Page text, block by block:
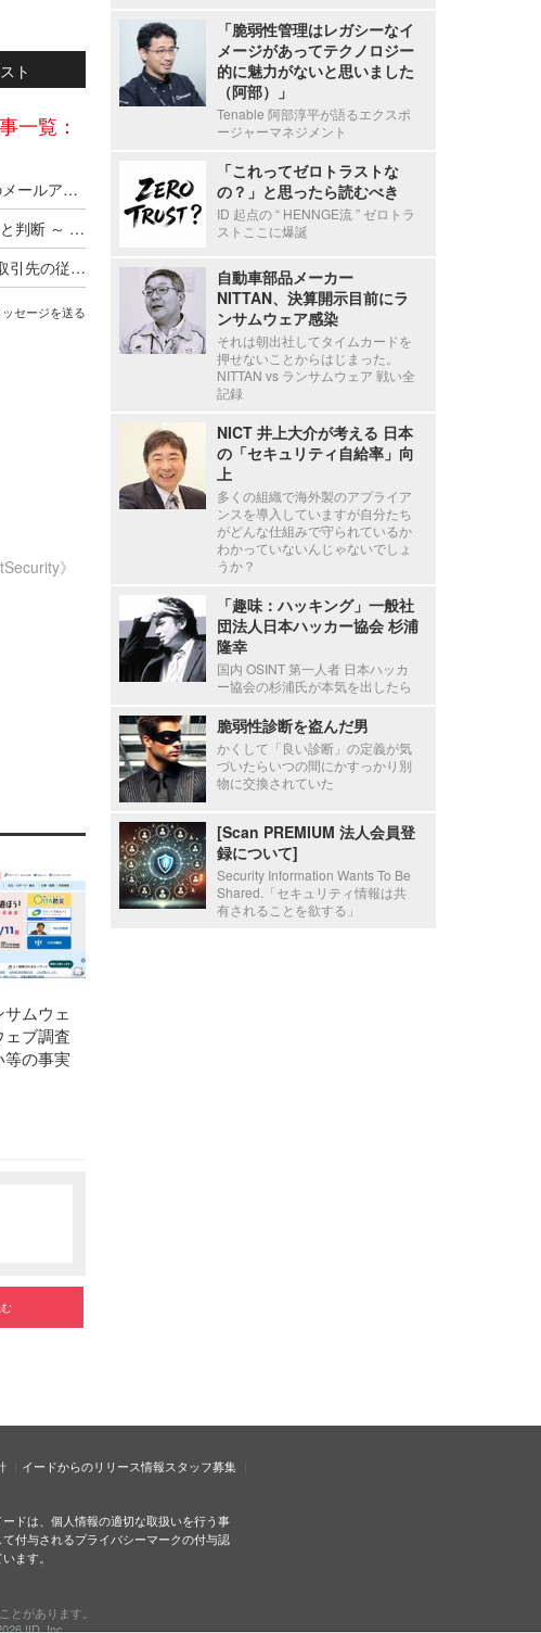
ト
覧：
Axcelead Drug Discovery Partners社員のメールアカウントに不正アクセス、約7,000通のメールで痕跡を確認
ADサーバ上のデータが外部へ転送されたと判断 ～ 精電舎電子工業にランサムウェア攻撃
新エフエイコムにランサムウェア攻撃、取引先の従業員に関する個人情報が漏えいした可能性
セージを送る
》
ムウェ
ブ調査
の事実
「脆弱性管理はレガシーなイ
メージがあってテクノロジー
的に魅力がないと思いました
（阿部）」
Tenable 阿部淳平が語るエクスポ
ージャーマネジメント
「これってゼロトラストな
の？」と思ったら読むべき
ID 起点の “ HENNGE流 ” ゼロトラ
ストここに爆誕
自動車部品メーカー
NITTAN、決算開示目前にラ
ンサムウェア感染
それは朝出社してタイムカードを
押せないことからはじまった。
NITTAN vs ランサムウェア 戦い全
記録
NICT 井上大介が考える 日本
の「セキュリティ自給率」向
上
多くの組織で海外製のアプライア
ンスを導入していますが自分たち
がどんな仕組みで守られているか
わかっていないんじゃないでしょ
うか？
「趣味：ハッキング」一般社
団法人日本ハッカー協会 杉浦
隆幸
国内 OSINT 第一人者 日本ハッカ
ー協会の杉浦氏が本気を出したら
脆弱性診断を盗んだ男
かくして「良い診断」の定義が気
づいたらいつの間にかすっかり別
物に交換されていた
[Scan PREMIUM 法人会員登
録について]
Security Information Wants To Be
Shared.「セキュリティ情報は共
有されることを欲する」
イードからのリリース情報スタッフ募集
ドは、個人情報の適切な取扱いを行う事
付与されるプライバシーマークの付与認
ます。
があります。
IID, Inc.